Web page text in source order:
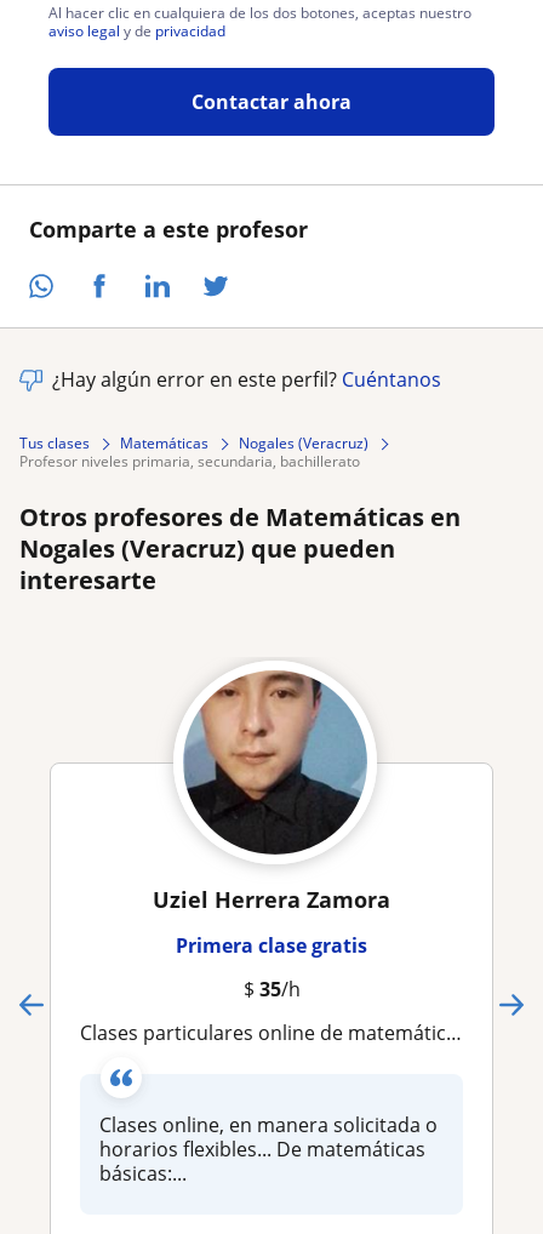
Comparte a este profesor
Al hacer clic en cualquiera de los dos botones, aceptas nuestro
aviso legal y de privacidad
Contactar ahora
¿Hay algún error en este perfil? Cuéntanos
Tus clases Matemáticas
Nogales (Veracruz)
profesor niveles primaria, secundaria, bachillerato
Otros profesores de Matemáticas en
Nogales (Veracruz) que pueden
interesarte
Uziel Herrera Zamora
Primera clase gratis
$ 35/h
Clases particulares online de matemáticas básicas
Clases online, en manera solicitada o
horarios flexibles... De matemáticas
básicas:...